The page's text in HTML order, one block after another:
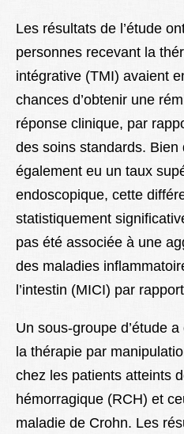
Les résultats de l’étude
personnes recevant la
intégrative (TMI) avaient
chances d’obtenir une
réponse clinique, par
des soins standards.
également eu un taux
endoscopique, cette
statistiquement
pas été associée à une
des maladies
l’intestin (MICI) par
Un sous-groupe d’étude
la thérapie par
chez les patients atteints
hémorragique (RCH) et
maladie de Crohn. Les